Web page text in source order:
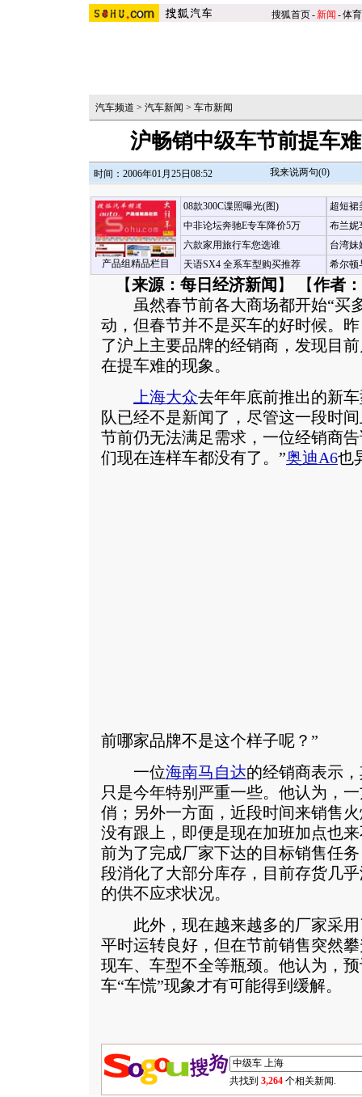
搜狐首页-新闻 -体育
汽车频道 > 汽车新闻 > 车市新闻
沪畅销中级车节前提车
时间：2006年01月25日08:52 我来说两句(0)
产品组精品栏目
08款300C谍照曝光(图)
中非论坛奔驰E专车降价5万
六款家用旅行车您选谁
天语SX4 全系车型购买推荐
超短裙
布兰妮
台湾妹
希尔顿
【来源：每日经济新闻 】 【作者
虽然春节前各大商场都开始“买
动，但春节并不是买车的好时候。
了沪上主要品牌的经销商，发现目
在提车难的现象。
上海大众去年年底前推出的新
队已经不是新闻了，尽管这一段时
节前仍无法满足需求，一位经销商
们现在连样车都没有了。 ”奥迪A6也
前哪家品牌不是这个样子呢？”
一位海南马自达的经销商表示
只是今年特别严重一些。他认为，
俏；另外一方面，近段时间来销售
没有跟上，即便是现在加班加点也
前为了完成厂家下达的目标销售任
段消化了大部分库存，目前存货几
的供不应求状况。
此外，现在越来越多的厂家采用
平时运转良好，但在节前销售突然
现车、车型不全等瓶颈。他认为，
车“车慌”现象才有可能得到缓解。
共找到 3,264 个相关新闻.